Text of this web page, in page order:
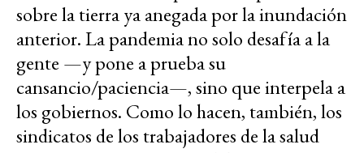
sobre la tierra ya anegada por la inundación
anterior. La pandemia no solo desafía a la
gente —y pone a prueba su
cansancio/paciencia—, sino que interpela a
los gobiernos. Como lo hacen, también, los
sindicatos de los trabajadores de la salud